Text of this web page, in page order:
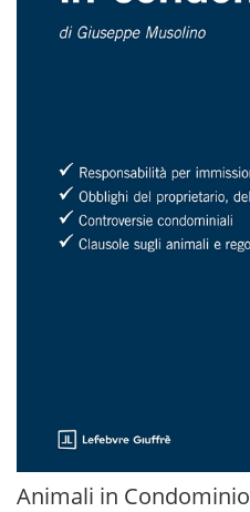
Animali in Condominio